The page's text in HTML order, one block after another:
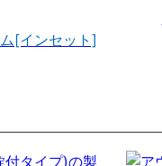
[インセット]